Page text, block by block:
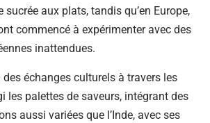
aux plats, tandis qu’en Europe,
commencé à expérimenter avec des
inattendues.
des échanges culturels à travers les
les palettes de saveurs, intégrant des
aussi variées que l’Inde, avec ses